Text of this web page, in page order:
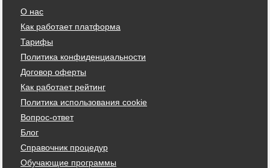
О нас
Как работает платформа
Тарифы
Политика конфиденциальности
Договор оферты
Как работает рейтинг
Политика использования cookie
Вопрос-ответ
Блог
Справочник процедур
Обучающие программы